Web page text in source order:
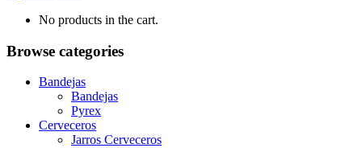
No products in the cart.
Browse categories
Bandejas
Bandejas
Pyrex
Cerveceros
Jarros Cerveceros